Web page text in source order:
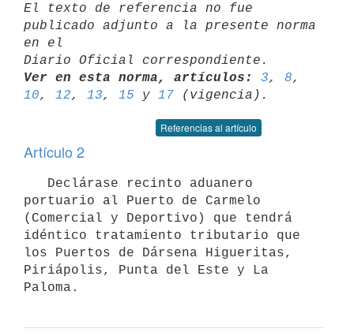
El texto de referencia no fue
publicado adjunto a la presente norma
en el
Ver en esta norma, artículos:
3, 8
10, 12, 13, 15 y 17
Referencias al artículo
Artículo 2
portuario al Puerto de Carmelo
(Comercial y Deportivo) que tendrá
idéntico tratamiento tributario que
los Puertos de Dársena Higueritas,
Piriápolis, Punta del Este y La